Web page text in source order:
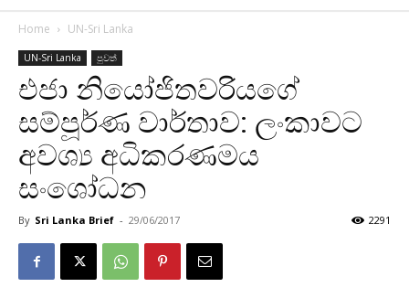
Home UN-Sri Lanka
UN-Sri Lanka පුවත්
එජා නියෝජිතවරියගේ
සම්පූර්ණ වාර්තාව: ලංකාවට
අවශ්‍ය අධිකරණමය
සංශෝධන
By Sri Lanka Brief - 29/06/2017 2291